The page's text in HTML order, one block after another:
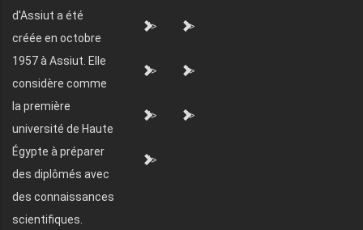
d'Assiut a été
créée en octobre
1957 à Assiut. Elle
considère comme
la première
université de Haute
Égypte à préparer
des diplômés avec
des connaissances
scientifiques.
"> ">
"> ">
"> ">
">